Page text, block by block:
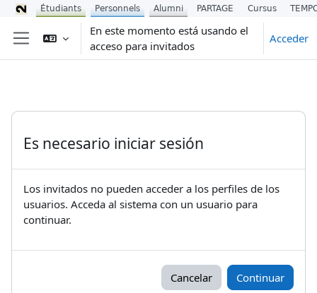
Salta al contenido principal
Panel lateral
En este momento está usando el
acceso para invitados
Acceder
Es necesario iniciar sesión
Los invitados no pueden acceder a los perfiles de los
usuarios. Acceda al sistema con un usuario para
continuar.
Cancelar Continuar
Étudiants Personnels Alumni PARTAGE Cursus